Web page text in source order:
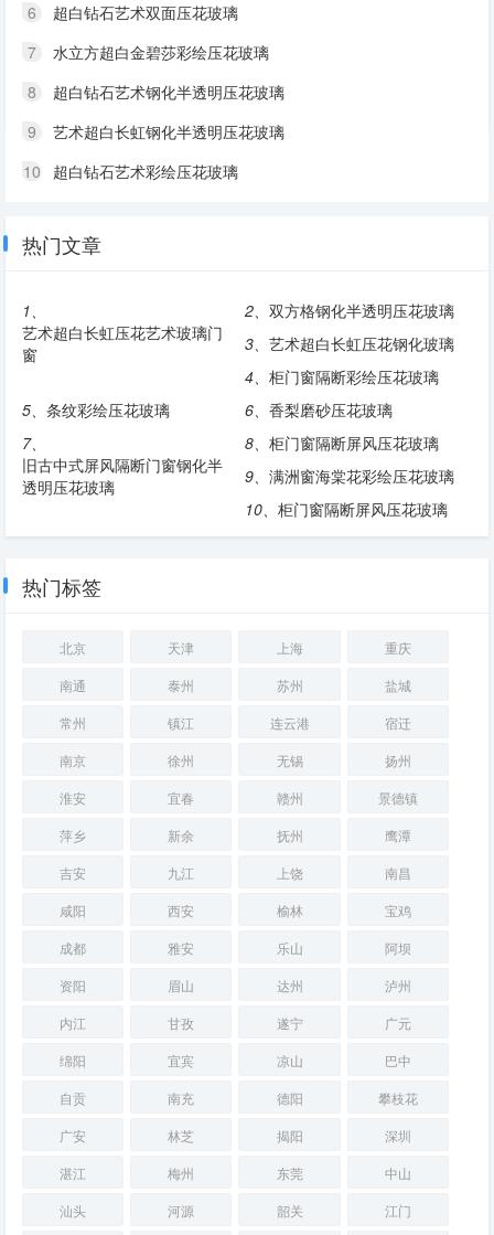
6
超白钻石艺术双面压花玻璃
7
水立方超白金碧莎彩绘压花玻璃
8
超白钻石艺术钢化半透明压花玻璃
9
艺术超白长虹钢化半透明压花玻璃
10
超白钻石艺术彩绘压花玻璃
热门文章
1、
艺术超白长虹压花艺术玻璃门
窗
2、 双方格钢化半透明压花玻璃
3、 艺术超白长虹压花钢化玻璃
4、 柜门窗隔断彩绘压花玻璃
5、 条纹彩绘压花玻璃 6、 香梨磨砂压花玻璃
7、
旧古中式屏风隔断门窗钢化半
透明压花玻璃
8、 柜门窗隔断屏风压花玻璃
9、 满洲窗海棠花彩绘压花玻璃
10、 柜门窗隔断屏风压花玻璃
热门标签
北京 天津 上海
重庆
南通
泰州 苏州
盐城
常州
镇江 连云港
宿迁
南京
徐州 无锡
扬州
淮安
宜春 赣州
景德镇
萍乡
新余 抚州
鹰潭
吉安
九江 上饶
南昌
咸阳
西安 榆林
宝鸡
成都
雅安 乐山
阿坝
资阳
眉山 达州
泸州
内江
甘孜 遂宁
广元
绵阳
宜宾 凉山
巴中
自贡
南充 德阳
攀枝花
广安
林芝 揭阳
深圳
湛江
梅州 东莞
中山
汕头
河源 韶关 江门